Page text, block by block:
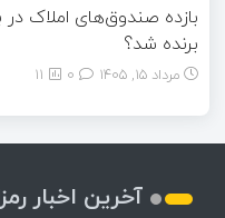
بازده صندوق‌های املاک
برنده شد؟
مرداد ۱۵, ۱۴۰۵ 11
آخرین اخبار